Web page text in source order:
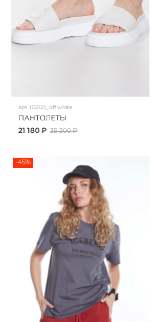
арт. ID2125_off white
ПАНТОЛЕТЫ
21 180 ₽ 35 300 ₽
-45%